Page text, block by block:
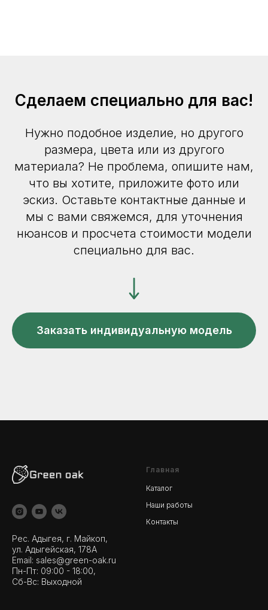
Сделаем специально для вас!
Нужно подобное изделие, но другого
размера, цвета или из другого
материала? Не проблема, опишите нам,
что вы хотите, приложите фото или
эскиз. Оставьте контактные данные и
мы с вами свяжемся, для уточнения
нюансов и просчета стоимости модели
специально для вас.
Заказать индивидуальную модель
Рес. Адыгея, г. Майкоп,
ул. Адыгейская, 178А
Email: sales@green-oak.ru
Пн-Пт: 09:00 - 18:00,
Сб-Вс: Выходной
Главная
Каталог
Наши работы
Контакты